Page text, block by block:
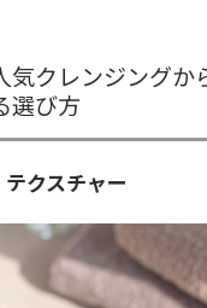
気クレンジングか
選び方
クスチャー